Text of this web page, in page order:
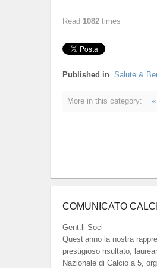
Read 1082times
Published in Salute &
More in this category:
COMUNICATO
Gent.li Soci
Quest’anno la nostra
prestigioso risultato,
Nazionale di Calcio a 5,